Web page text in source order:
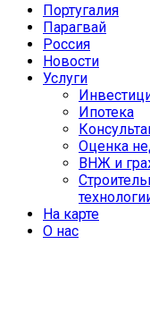
Португалия
Парагвай
Россия
Новости
Услуги
Ипотека
Оценка
ВНЖ и
На карте
О нас